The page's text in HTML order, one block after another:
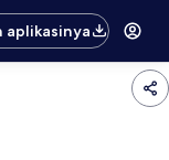
aplikasinya